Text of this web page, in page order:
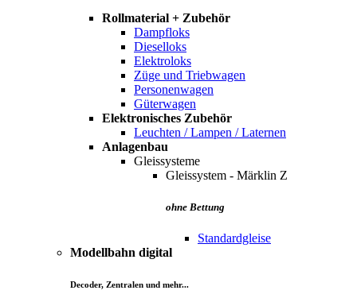
Rollmaterial + Zubehör
Dampfloks
Dieselloks
Elektroloks
Züge und Triebwagen
Personenwagen
Güterwagen
Elektronisches Zubehör
Leuchten / Lampen / Laternen
Anlagenbau
Gleissysteme
Gleissystem - Märklin Z
ohne Bettung
Standardgleise
Modellbahn digital
Decoder, Zentralen und mehr...